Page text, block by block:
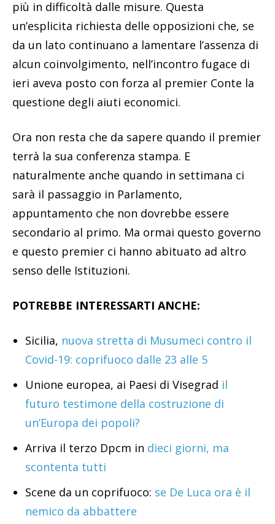
più in difficoltà dalle misure. Questa
un’esplicita richiesta delle opposizioni che, se
da un lato continuano a lamentare l’assenza di
alcun coinvolgimento, nell’incontro fugace di
ieri aveva posto con forza al premier Conte la
questione degli aiuti economici.
Ora non resta che da sapere quando il premier
terrà la sua conferenza stampa. E
naturalmente anche quando in settimana ci
sarà il passaggio in Parlamento,
appuntamento che non dovrebbe essere
secondario al primo. Ma ormai questo governo
e questo premier ci hanno abituato ad altro
senso delle Istituzioni.
POTREBBE INTERESSARTI ANCHE:
Sicilia, nuova stretta di Musumeci contro il
Covid-19: coprifuoco dalle 23 alle 5
Unione europea, ai Paesi di Visegrad il
futuro testimone della costruzione di
un’Europa dei popoli?
Arriva il terzo Dpcm in dieci giorni, ma
scontenta tutti
Scene da un coprifuoco: se De Luca ora è il
nemico da abbattere